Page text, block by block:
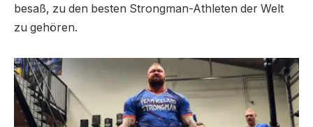
besaß, zu den besten Strongman-Athleten der Welt
zu gehören.